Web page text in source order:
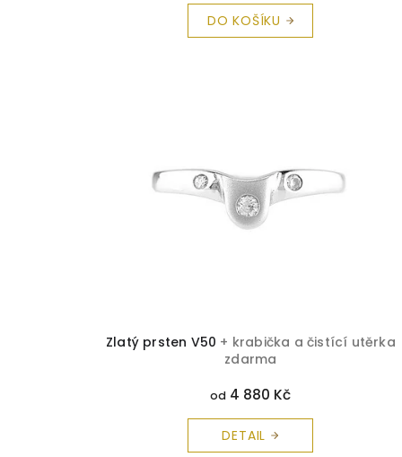
DO KOŠÍKU
Zlatý prsten V50 + krabička a čistící utěrka
zdarma
od 4 880 Kč
DETAIL